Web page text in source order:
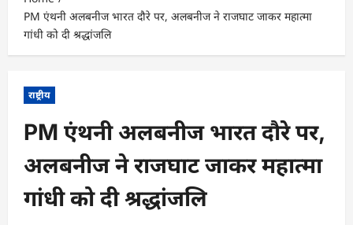
PM एंथनी अलबनीज भारत दौरे पर, अलबनीज ने राजघाट जाकर महात्मा
गांधी को दी श्रद्धांजलि
राष्ट्रीय
PM एंथनी अलबनीज भारत दौरे पर,
अलबनीज ने राजघाट जाकर महात्मा
गांधी को दी श्रद्धांजलि